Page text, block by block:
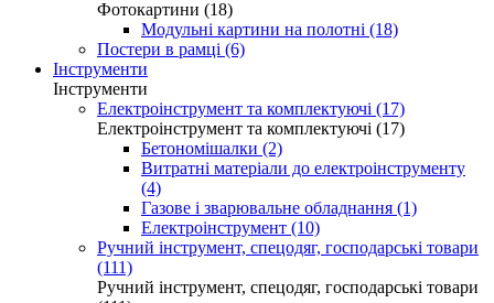
Фотокартини (18)
Модульні картини на полотні (18)
Постери в рамці (6)
Інструменти
Інструменти
Електроінструмент та комплектуючі (17)
Електроінструмент та комплектуючі (17)
Бетономішалки (2)
Витратні матеріали до електроінструменту
(4)
Газове і зварювальне обладнання (1)
Електроінструмент (10)
Ручний інструмент, спецодяг, господарські товари
(111)
Ручний інструмент, спецодяг, господарські товари